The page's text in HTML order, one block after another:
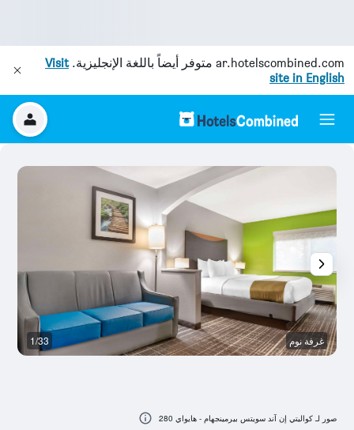
ar.hotelscombined.com متوفر أيضاً باللغة الإنجليزية.Visit
site in English
غرفة نوم 1/33
صور لـ كواليتي إن آند سويتس بيرمينجهام - هايواي 280